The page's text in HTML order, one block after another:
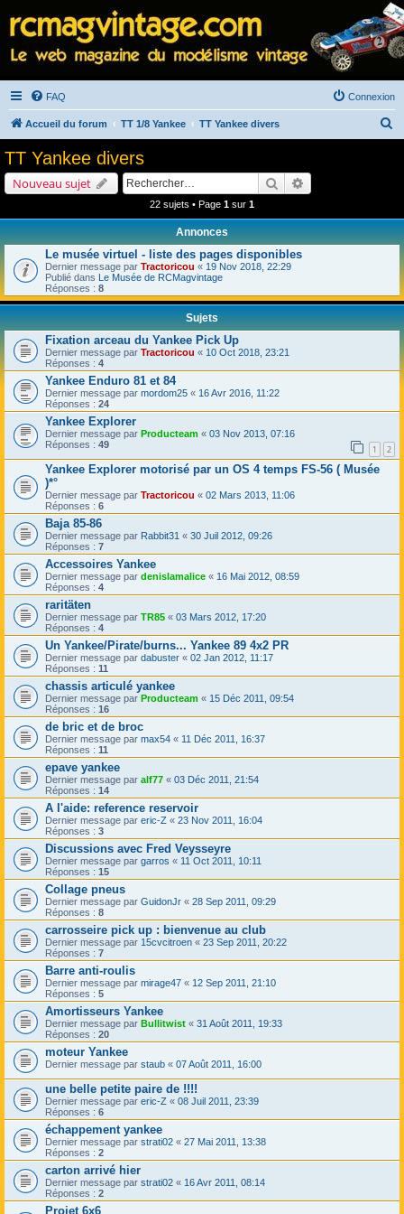
FAQ Connexion
Accueil du forum TT 1/8 Yankee TT Yankee divers
e
TT Yankee divers
Nouveau sujet Rechercher
22 sujets • Page 1 sur 1
Annonces
Le musée virtuel - liste des pages disponibles
Dernier message par Tractoricou « 19 Nov 2018, 22:29
Publié dans Le Musée de RCMagvintage
Réponses : 8
Sujets
Fixation arceau du Yankee Pick Up
Dernier message par Tractoricou « 10 Oct 2018, 23:21
Réponses : 4
Yankee Enduro 81 et 84
Dernier message par mordom25 « 16 Avr 2016, 11:22
Réponses : 24
Yankee Explorer
Dernier message par Producteam « 03 Nov 2013, 07:16
Réponses : 49 1 2
Yankee Explorer motorisé par un OS 4 temps FS-56 ( Musée
)*°
Dernier message par Tractoricou « 02 Mars 2013, 11:06
Réponses : 6
Baja 85-86
Dernier message par Rabbit31 « 30 Juil 2012, 09:26
Réponses : 7
Accessoires Yankee
Dernier message par denislamalice « 16 Mai 2012, 08:59
Réponses : 4
raritäten
Dernier message par TR85 « 03 Mars 2012, 17:20
Réponses : 4
Un Yankee/Pirate/burns... Yankee 89 4x2 PR
Dernier message par dabuster « 02 Jan 2012, 11:17
Réponses : 11
chassis articulé yankee
Dernier message par Producteam « 15 Déc 2011, 09:54
Réponses : 16
de bric et de broc
Dernier message par max54 « 11 Déc 2011, 16:37
Réponses : 11
epave yankee
Dernier message par alf77 « 03 Déc 2011, 21:54
Réponses : 14
A l'aide: reference reservoir
Dernier message par eric-Z « 23 Nov 2011, 16:04
Réponses : 3
Discussions avec Fred Veysseyre
Dernier message par garros « 11 Oct 2011, 10:11
Réponses : 15
Collage pneus
Dernier message par GuidonJr « 28 Sep 2011, 09:29
Réponses : 8
carrosseire pick up : bienvenue au club
Dernier message par 15cvcitroen « 23 Sep 2011, 20:22
Réponses : 7
Barre anti-roulis
Dernier message par mirage47 « 12 Sep 2011, 21:10
Réponses : 5
Amortisseurs Yankee
Dernier message par Bullitwist « 31 Août 2011, 19:33
Réponses : 20
moteur Yankee
Dernier message par staub « 07 Août 2011, 16:00
une belle petite paire de !!!!
Dernier message par eric-Z « 08 Juil 2011, 23:39
Réponses : 6
échappement yankee
Dernier message par strati02 « 27 Mai 2011, 13:38
Réponses : 2
carton arrivé hier
Dernier message par strati02 « 16 Avr 2011, 08:14
Réponses : 2
Projet 6x6